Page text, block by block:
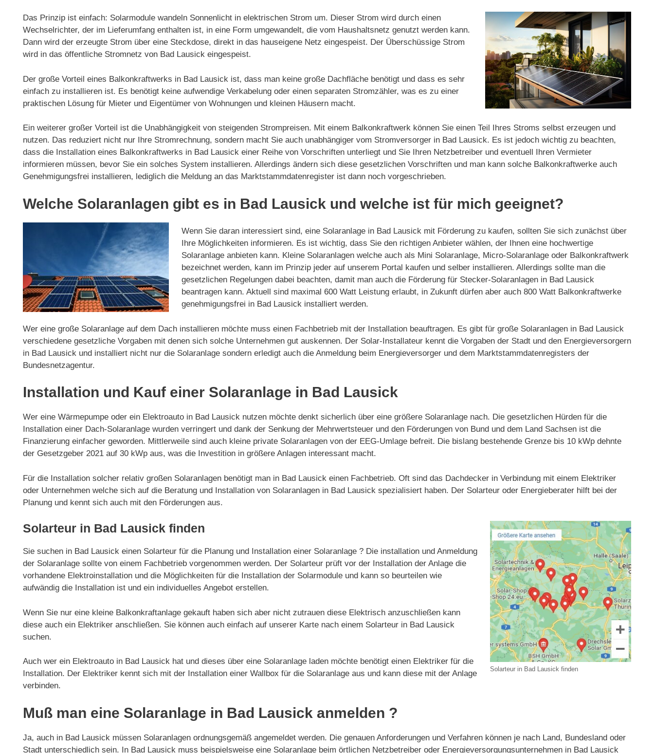
Das Prinzip ist einfach: Solarmodule wandeln Sonnenlicht in elektrischen Strom um. Dieser Strom wird durch einen
Wechselrichter, der im Lieferumfang enthalten ist, in eine Form umgewandelt, die vom Haushaltsnetz genutzt werden kann.
Dann wird der erzeugte Strom über eine Steckdose, direkt in das hauseigene Netz eingespeist. Der Überschüssige Strom
wird in das öffentliche Stromnetz von Bad Lausick eingespeist.
Der große Vorteil eines Balkonkraftwerks in Bad Lausick ist, dass man keine große Dachfläche benötigt und dass es sehr
einfach zu installieren ist. Es benötigt keine aufwendige Verkabelung oder einen separaten Stromzähler, was es zu einer
praktischen Lösung für Mieter und Eigentümer von Wohnungen und kleinen Häusern macht.
Ein weiterer großer Vorteil ist die Unabhängigkeit von steigenden Strompreisen. Mit einem Balkonkraftwerk können Sie einen Teil Ihres Stroms selbst erzeugen und
nutzen. Das reduziert nicht nur Ihre Stromrechnung, sondern macht Sie auch unabhängiger vom Stromversorger in Bad Lausick. Es ist jedoch wichtig zu beachten,
dass die Installation eines Balkonkraftwerks in Bad Lausick einer Reihe von Vorschriften unterliegt und Sie Ihren Netzbetreiber und eventuell Ihren Vermieter
informieren müssen, bevor Sie ein solches System installieren. Allerdings ändern sich diese gesetzlichen Vorschriften und man kann solche Balkonkraftwerke auch
Genehmigungsfrei installieren, lediglich die Meldung an das Marktstammdatenregister ist dann noch vorgeschrieben.
Welche Solaranlagen gibt es in Bad Lausick und welche ist für mich geeignet?
Wenn Sie daran interessiert sind, eine Solaranlage in Bad Lausick mit Förderung zu kaufen, sollten Sie sich zunächst über
Ihre Möglichkeiten informieren. Es ist wichtig, dass Sie den richtigen Anbieter wählen, der Ihnen eine hochwertige
Solaranlage anbieten kann. Kleine Solaranlagen welche auch als Mini Solaranlage, Micro-Solaranlage oder Balkonkraftwerk
bezeichnet werden, kann im Prinzip jeder auf unserem Portal kaufen und selber installieren. Allerdings sollte man die
gesetzlichen Regelungen dabei beachten, damit man auch die Förderung für Stecker-Solaranlagen in Bad Lausick
beantragen kann. Aktuell sind maximal 600 Watt Leistung erlaubt, in Zukunft dürfen aber auch 800 Watt Balkonkraftwerke
genehmigungsfrei in Bad Lausick installiert werden.
Wer eine große Solaranlage auf dem Dach installieren möchte muss einen Fachbetrieb mit der Installation beauftragen. Es gibt für große Solaranlagen in Bad Lausick
verschiedene gesetzliche Vorgaben mit denen sich solche Unternehmen gut auskennen. Der Solar-Installateur kennt die Vorgaben der Stadt und den Energieversorgern
in Bad Lausick und installiert nicht nur die Solaranlage sondern erledigt auch die Anmeldung beim Energieversorger und dem Marktstammdatenregisters der
Bundesnetzagentur.
Installation und Kauf einer Solaranlage in Bad Lausick
Wer eine Wärmepumpe oder ein Elektroauto in Bad Lausick nutzen möchte denkt sicherlich über eine größere Solaranlage nach. Die gesetzlichen Hürden für die
Installation einer Dach-Solaranlage wurden verringert und dank der Senkung der Mehrwertsteuer und den Förderungen von Bund und dem Land Sachsen ist die
Finanzierung einfacher geworden. Mittlerweile sind auch kleine private Solaranlagen von der EEG-Umlage befreit. Die bislang bestehende Grenze bis 10 kWp dehnte
der Gesetzgeber 2021 auf 30 kWp aus, was die Investition in größere Anlagen interessant macht.
Für die Installation solcher relativ großen Solaranlagen benötigt man in Bad Lausick einen Fachbetrieb. Oft sind das Dachdecker in Verbindung mit einem Elektriker
oder Unternehmen welche sich auf die Beratung und Installation von Solaranlagen in Bad Lausick spezialisiert haben. Der Solarteur oder Energieberater hilft bei der
Planung und kennt sich auch mit den Förderungen aus.
Solarteur in Bad Lausick finden
Solarteur in Bad Lausick finden
Sie suchen in Bad Lausick einen Solarteur für die Planung und Installation einer Solaranlage ? Die installation und Anmeldung
der Solaranlage sollte von einem Fachbetrieb vorgenommen werden. Der Solarteur prüft vor der Installation der Anlage die
vorhandene Elektroinstallation und die Möglichkeiten für die Installation der Solarmodule und kann so beurteilen wie
aufwändig die Installation ist und ein individuelles Angebot erstellen.
Wenn Sie nur eine kleine Balkonkraftanlage gekauft haben sich aber nicht zutrauen diese Elektrisch anzuschließen kann
diese auch ein Elektriker anschließen. Sie können auch einfach auf unserer Karte nach einem Solarteur in Bad Lausick
suchen.
Auch wer ein Elektroauto in Bad Lausick hat und dieses über eine Solaranlage laden möchte benötigt einen Elektriker für die
Installation. Der Elektriker kennt sich mit der Installation einer Wallbox für die Solaranlage aus und kann diese mit der Anlage
verbinden.
Muß man eine Solaranlage in Bad Lausick anmelden ?
Ja, auch in Bad Lausick müssen Solaranlagen ordnungsgemäß angemeldet werden. Die genauen Anforderungen und Verfahren können je nach Land, Bundesland oder
Stadt unterschiedlich sein. In Bad Lausick muss beispielsweise eine Solaranlage beim örtlichen Netzbetreiber oder Energieversorgungsunternehmen in Bad Lausick